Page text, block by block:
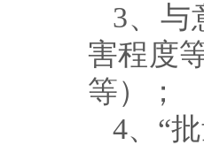
3、与
害程度
等）；
4、 “